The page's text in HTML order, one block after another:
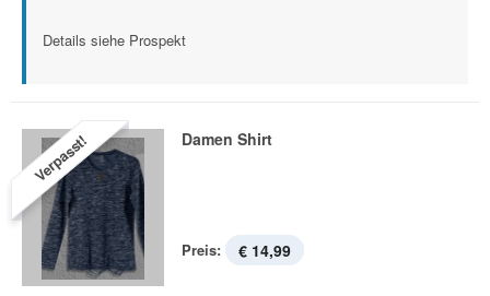
Details siehe Prospekt
Verpasst! Damen Shirt
Preis: € 14,99